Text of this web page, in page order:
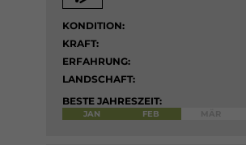
KONDITION:
KRAFT:
ERFAHRUNG:
LANDSCHAFT:
BESTE JAHRESZEIT:
JAN FEB